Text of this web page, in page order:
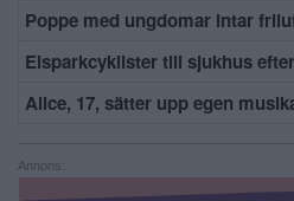
Poppe med ungdomar intar
Elsparkcyklister till sjukhus
Alice, 17, sätter upp egen
Annons: